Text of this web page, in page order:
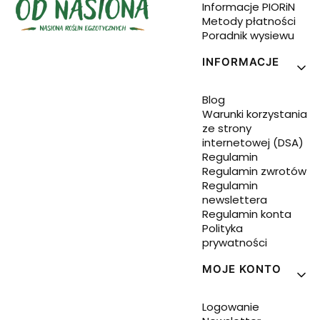
Informacje PIORiN
Metody płatności
Poradnik wysiewu
INFORMACJE
Blog
Warunki korzystania
ze strony
internetowej (DSA)
Regulamin
Regulamin zwrotów
Regulamin
newslettera
Regulamin konta
Polityka
prywatności
MOJE KONTO
Logowanie